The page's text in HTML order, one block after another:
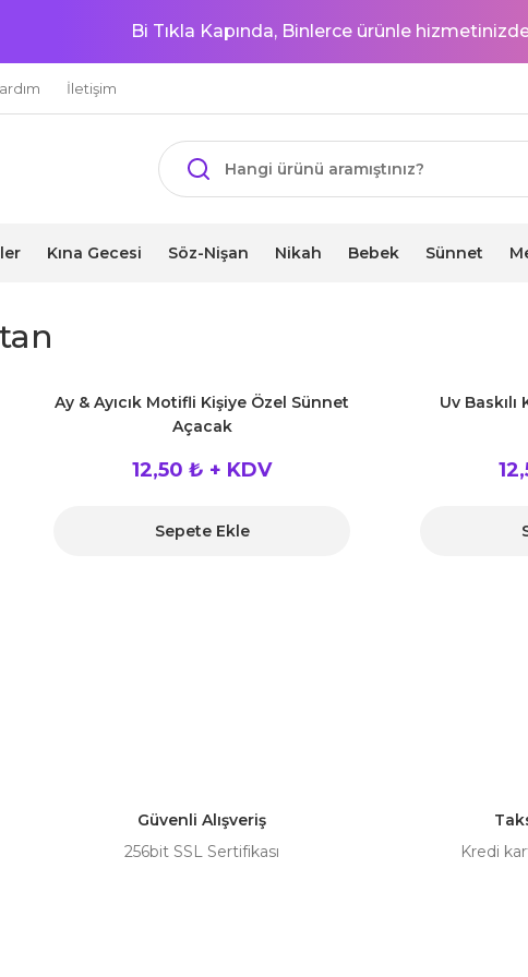
Bi Tıkla Kapında, Binlerce ürünle
İletişim
Kına Gecesi Söz-Nişan Nikah Bebek Sünnet
Ay & Ayıcık Motifli Kişiye Özel Sünnet
Açacak
12,50 ₺ + KDV
Sepete Ekle
Uv
Güvenli Alışveriş
256bit SSL Sertifikası
Kredi